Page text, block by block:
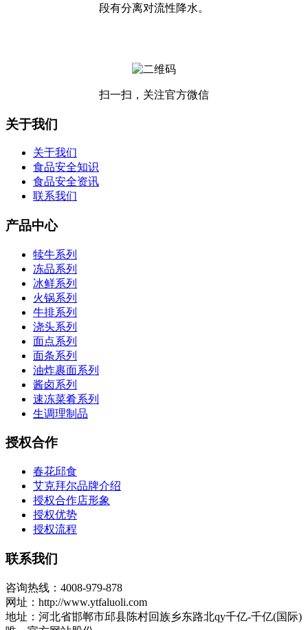
段有分离对流性降水。
扫一扫，关注官方微信
关于我们
关于我们
食品安全知识
食品安全资讯
联系我们
产品中心
犊牛系列
冻品系列
冰鲜系列
火锅系列
牛排系列
浇头系列
面点系列
面条系列
油炸裹面系列
酱卤系列
速冻菜肴系列
生调理制品
授权合作
春花邱食
艾克拜尔品牌介绍
授权合作店形象
授权优势
授权流程
联系我们
咨询热线：4008-979-878
网址：http://www.ytfaluoli.com
地址：河北省邯郸市邱县陈村回族乡东路北qy千亿-千亿(国际)